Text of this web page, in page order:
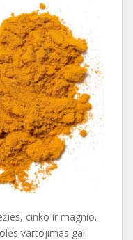
cinko ir magnio.
vartojimas gali